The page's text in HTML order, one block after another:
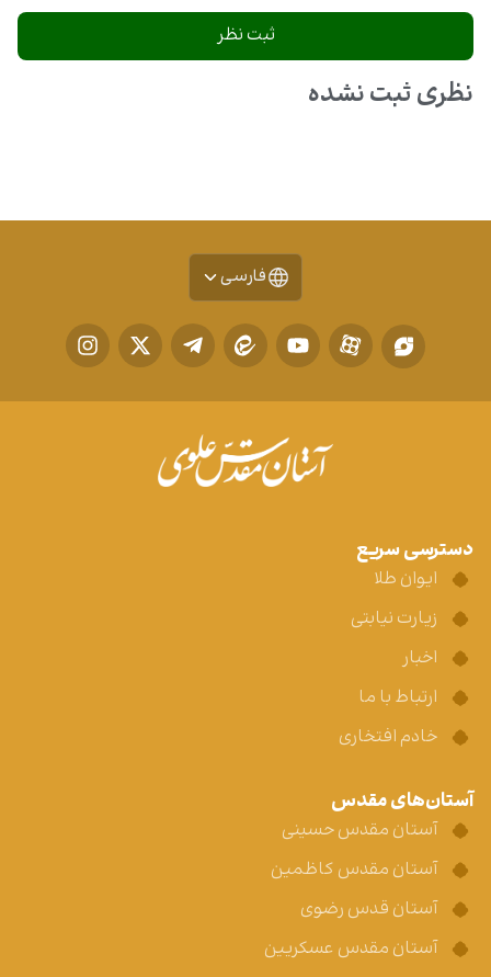
نظری ثبت نشده
فارسی
دسترسی سریع
ایوان طلا
زیارت نیابتی
اخبار
ارتباط با ما
خادم افتخاری
آستان‌های مقدس
آستان مقدس حسینی
آستان مقدس کاظمین
آستان قدس رضوی
آستان مقدس عسکریین